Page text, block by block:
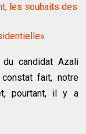
les souhaits des
candidat Azali
fait, notre
pourtant, il y a